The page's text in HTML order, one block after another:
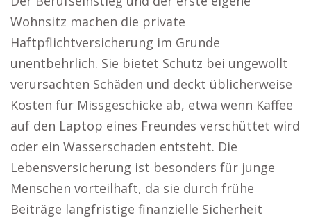
Wohnsitz machen die private
Haftpflichtversicherung im Grunde
unentbehrlich. Sie bietet Schutz bei ungewollt
verursachten Schäden und deckt üblicherweise
Kosten für Missgeschicke ab, etwa wenn Kaffee
auf den Laptop eines Freundes verschüttet wird
oder ein Wasserschaden entsteht. Die
Lebensversicherung ist besonders für junge
Menschen vorteilhaft, da sie durch frühe
Beiträge langfristige finanzielle Sicherheit